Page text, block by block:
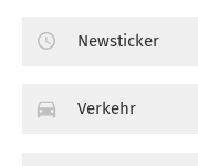
Newsticker
Verkehr